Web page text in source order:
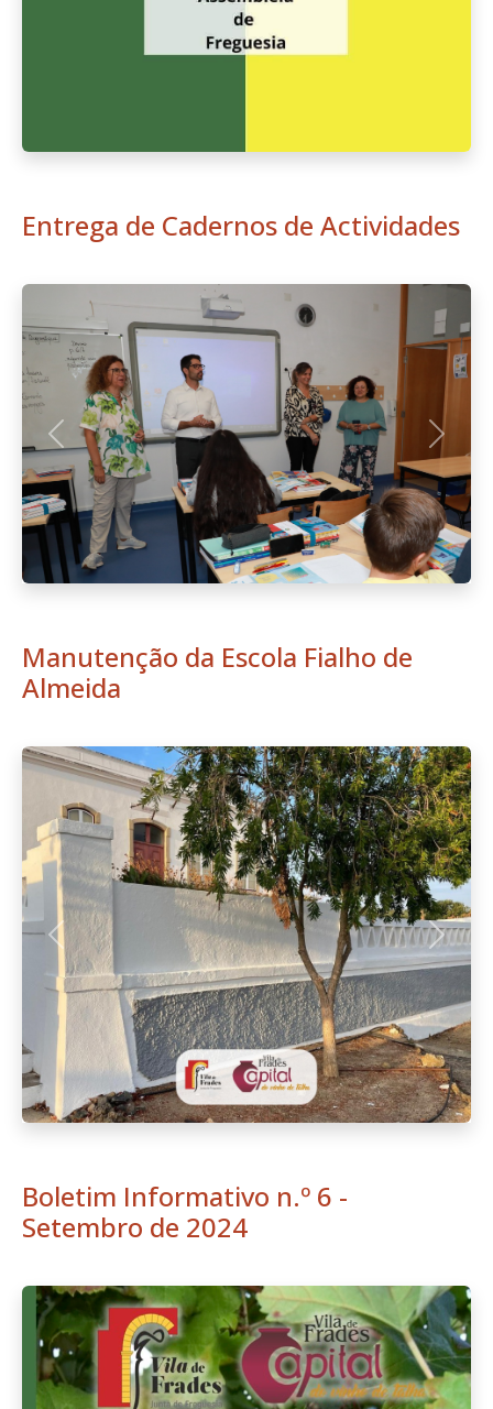
Entrega de Cadernos de Actividades
Manutenção da Escola Fialho de
Almeida
Anterior
Boletim Informativo n.º 6 -
Setembro de 2024
NOVA Agenda - Vila de Frades,
Capital do Vinho de Talha